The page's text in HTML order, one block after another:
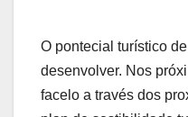
O pontecial turístico
desenvolver. Nos
facelo a través dos